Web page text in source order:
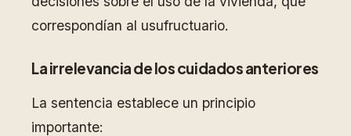
correspondían al usufructuario.
La irrelevancia de los cuidados anteriores
La sentencia establece un principio
importante: